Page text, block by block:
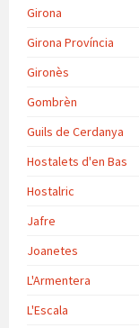
Girona
Girona Província
Gironès
Gombrèn
Guils de Cerdanya
Hostalets d'en Bas
Hostalric
Jafre
Joanetes
L'Armentera
L'Escala